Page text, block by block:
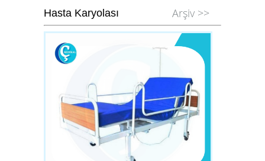
Arşiv >>
Hasta Karyolası